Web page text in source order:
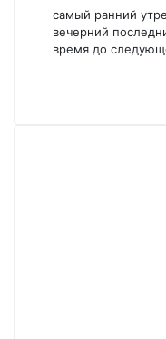
самый ранний
вечерний
время до